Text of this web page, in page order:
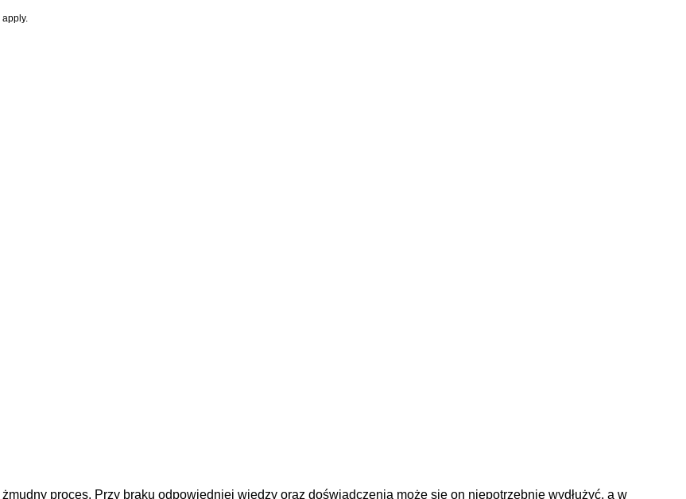
apply.
proces. Przy braku odpowiedniej wiedzy oraz doświadczenia może się on niepotrzebnie wydłużyć, a w